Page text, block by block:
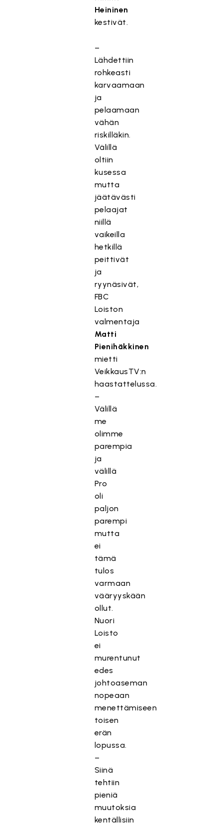
Heininen
kestivät.
–
Lähdettiin
rohkeasti
karvaamaan
ja
pelaamaan
vähän
riskilläkin.
Välillä
oltiin
kusessa
mutta
jäätävästi
pelaajat
niillä
vaikeilla
hetkillä
peittivät
ja
ryynäsivät,
FBC
Loiston
valmentaja
Matti
Pienihäkkinen
mietti
VeikkausTV:n
haastattelussa.
–
Välillä
me
olimme
parempia
ja
välillä
Pro
oli
paljon
parempi
mutta
ei
tämä
tulos
varmaan
vääryyskään
ollut.
Nuori
Loisto
ei
murentunut
edes
johtoaseman
nopeaan
menettämiseen
toisen
erän
lopussa.
–
Siinä
tehtiin
pieniä
muutoksia
kentällisiin